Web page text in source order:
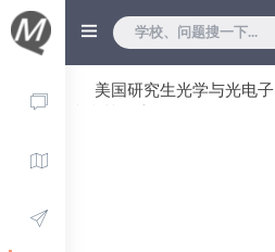
美国研究生光学与光电子